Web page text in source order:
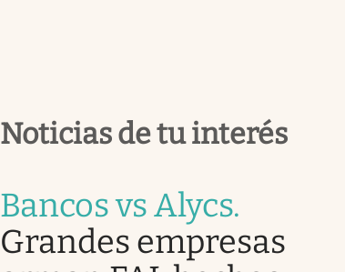
Noticias de tu interés
Bancos vs Alycs.
Grandes empresas